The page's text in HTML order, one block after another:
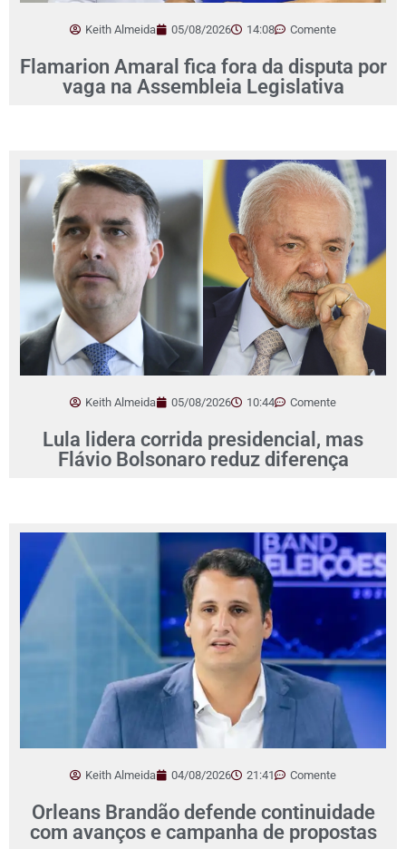
Keith Almeida 05/08/2026 14:08 Comente
Flamarion Amaral fica fora da disputa por
vaga na Assembleia Legislativa
Keith Almeida 05/08/2026 10:44 Comente
Lula lidera corrida presidencial, mas
Flávio Bolsonaro reduz diferença
Keith Almeida 04/08/2026 21:41 Comente
Orleans Brandão defende continuidade
com avanços e campanha de propostas